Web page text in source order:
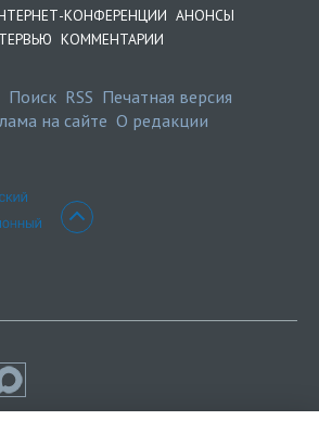
КОНФЕРЕНЦИИ АНОНСЫ
КОММЕНТАРИИ
Поиск RSS Печатная версия
на сайте О редакции